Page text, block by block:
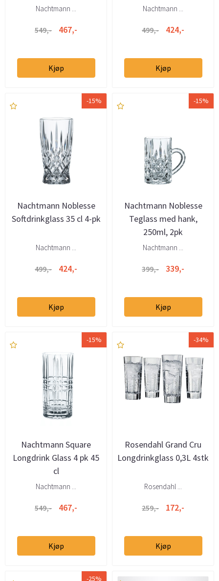
Nachtmann ...
549,- 467,-
Kjøp
Nachtmann ...
499,- 424,-
Kjøp
-15%
Nachtmann Noblesse
Softdrinkglass 35 cl 4-pk
Nachtmann ...
499,- 424,-
Kjøp
-15%
Nachtmann Noblesse
Teglass med hank,
250ml, 2pk
Nachtmann ...
399,- 339,-
Kjøp
-15%
Nachtmann Square
Longdrink Glass 4 pk 45
cl
Nachtmann ...
549,- 467,-
Kjøp
-34%
Rosendahl Grand Cru
Longdrinkglass 0,3L 4stk
Rosendahl ...
259,- 172,-
Kjøp
-25%